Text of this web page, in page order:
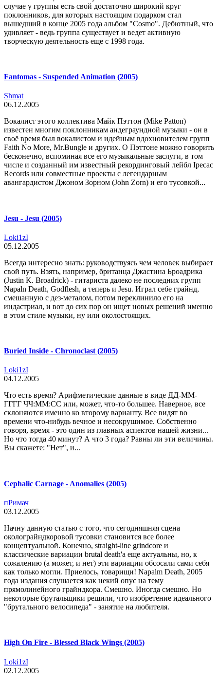
случае у группы есть свой достаточно широкий круг
поклонников, для которых настоящим подарком стал
вышедший в конце 2005 года альбом "Cosmo". Дебютный, что
удивляет - ведь группа существует и ведет активную
творческую деятельность еще с 1998 года.
Fantomas - Suspended Animation (2005)
Shmat
06.12.2005
Вокалист этого коллектива Майк Пэттон (Mike Patton)
известен многим поклонникам андеграундной музыки - он в
своё время был вокалистом и идейным вдохновителем групп
Faith No More, Mr.Bungle и других. О Пэттоне можно говорить
бесконечно, вспоминая все его музыкальные заслуги, в том
числе и созданный им известный рекординговый лейбл Ipecac
Records или совместные проекты с легендарным
авангардистом Джоном Зорном (John Zorn) и его тусовкой...
Jesu - Jesu (2005)
Loki1zI
05.12.2005
Всегда интересно знать: руководствуясь чем человек выбирает
свой путь. Взять, например, британца Джастина Броадрика
(Justin K. Broadrick) - гитариста далеко не последних групп
Napaln Death, Godflesh, а теперь и Jesu. Играл себе грайнд,
смешанную с дез-металом, потом переклинило его на
индастриал, и вот до сих пор он ищет новых решений именно
в этом стиле музыки, ну или околостоящих.
Buried Inside - Chronoclast (2005)
Loki1zI
04.12.2005
Что есть время? Арифметические данные в виде ДД-ММ-
ГГГГ ЧЧ:ММ:СС или, может, что-то большее. Наверное, все
склоняются именно ко второму варианту. Все видят во
времени что-нибудь вечное и несокрушимое. Собственно
говоря, время - это один из главных аспектов нашей жизни...
Но что тогда 40 минут? А что 3 года? Равны ли эти величины.
Вы скажете: "Нет", и...
Cephalic Carnage - Anomalies (2005)
пРимач
03.12.2005
Начну данную статью с того, что сегодняшняя сцена
околограйндкоровой тусовки становится все более
концептуальной. Конечно, straight-line grindcore и
классические вариации brutal death'а еще актуальны, но, к
сожалению (а может, и нет) эти вариации обсосали сами себя
как только могли. Приелось, товарищи! Napalm Death, 2005
года издания слушается как некий опус на тему
прямолинейного грайндкора. Смешно. Иногда смешно. Но
некоторые брутальщики решили, что изобретение идеального
"брутального велосипеда" - занятие на любителя.
High On Fire - Blessed Black Wings (2005)
Loki1zI
02.12.2005